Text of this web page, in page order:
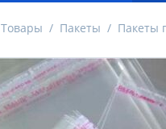
Товары / Пакеты / Пакеты